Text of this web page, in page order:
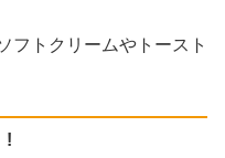
フトクリームやトースト
!